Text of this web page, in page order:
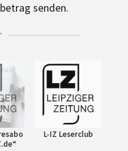
senden.
L-IZ Leserclub